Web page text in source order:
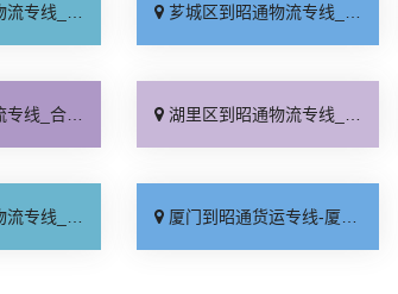
「专线查询」 芗城区到昭通物流专线_怎么收费「全程直达」
「全程无虑」 湖里区到昭通物流专线_直通专线「保证时效」
「每日发车」 厦门到昭通货运专线-厦门到昭通物流公司_运价行情「运费多少」